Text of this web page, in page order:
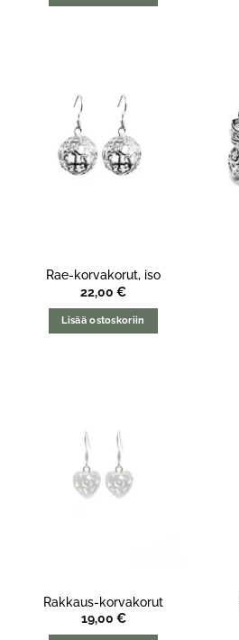
Rae-korvakorut, iso
22,00 €
Lisää ostoskoriin
Rakkaus-korvakorut
19,00 €